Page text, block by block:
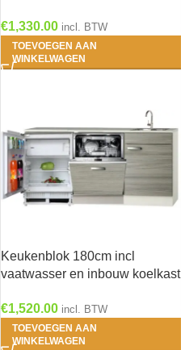
€1,330.00 incl. BTW
TOEVOEGEN AAN
WINKELWAGEN
Keukenblok 180cm incl
vaatwasser en inbouw koelkast
€1,520.00 incl. BTW
TOEVOEGEN AAN
WINKELWAGEN